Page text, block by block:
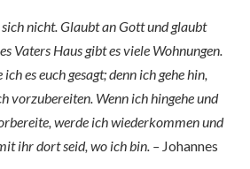
nicht. Glaubt an Gott und glaubt
Vaters Haus gibt es viele Wohnungen.
es euch gesagt; denn ich gehe hin,
vorzubereiten. Wenn ich hingehe und
werde ich wiederkommen und
ihr dort seid, wo ich bin. – Johannes